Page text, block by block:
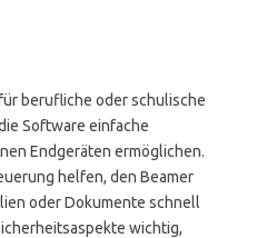
berufliche oder schulische
Software einfache
Endgeräten ermöglichen.
helfen, den Beamer
oder Dokumente schnell
wichtig,